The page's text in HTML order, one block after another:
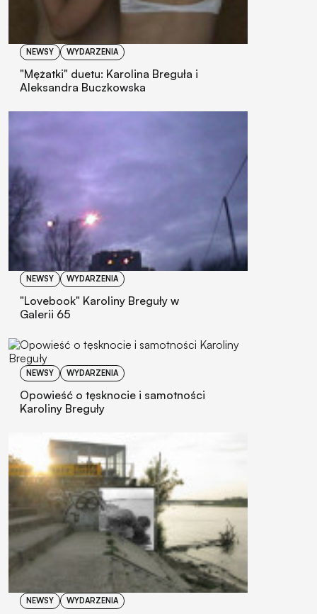
NEWSY WYDARZENIA
"Mężatki" duetu: Karolina Breguła i
Aleksandra Buczkowska
NEWSY WYDARZENIA
"Lovebook" Karoliny Breguły w
Galerii 65
NEWSY WYDARZENIA
Opowieść o tęsknocie i samotności
Karoliny Breguły
NEWSY WYDARZENIA